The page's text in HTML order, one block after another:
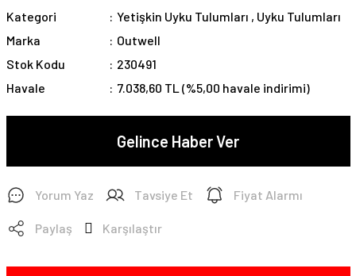
Kategori Yetişkin Uyku Tulumları , Uyku Tulumları
Marka
Outwell
Stok Kodu
230491
Havale
7.038,60 TL (%5,00 havale indirimi)
Gelince Haber Ver
Yorum Yaz Tavsiye Et Fiyat Alarmı
Paylaş Karşılaştır